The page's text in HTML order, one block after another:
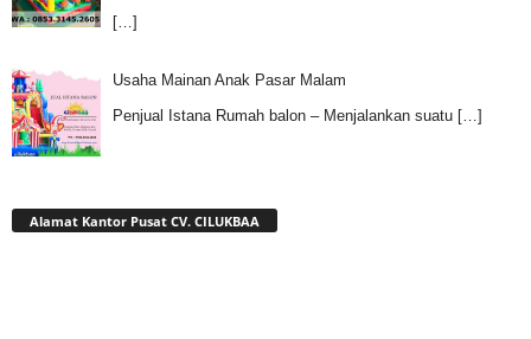
[…]
Usaha Mainan Anak Pasar Malam
Penjual Istana Rumah balon – Menjalankan suatu […]
Alamat Kantor Pusat CV. CILUKBAA